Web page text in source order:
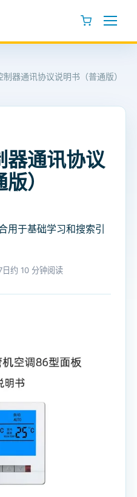
制器通讯协议说明书（普通版）
器通讯协议
）
用于基础学习和搜索引
约 10 分钟阅读